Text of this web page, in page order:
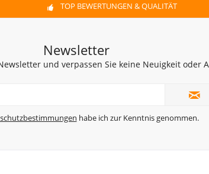
TOP BEWERTUNGEN & QUALITÄT
Newsletter
und verpassen Sie keine Neuigkeit oder
habe ich zur Kenntnis genommen.